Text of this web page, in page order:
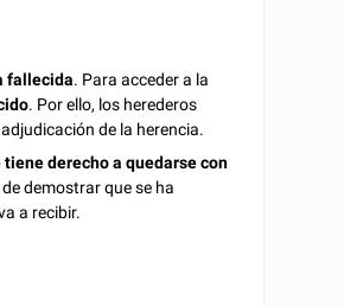
fallecida. Para acceder a la
. Por ello, los herederos
de la herencia.
derecho a quedarse con
demostrar que se ha
a recibir.